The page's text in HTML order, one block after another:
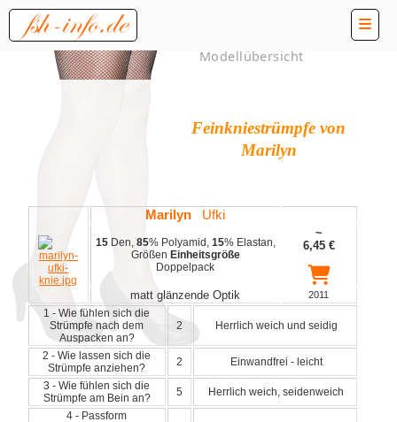
Modellübersicht
Feinkniestrümpfe von
Marilyn
Marilyn Ufki
15Den, 85% Polyamid, 15% Elastan,
Größen Einheitsgröße
Doppelpack
~
6,45€
matt glänzende Optik 2011
1 - Wie fühlen sich die
Strümpfe nach dem
Auspacken an?
2 Herrlich weich und seidig
2 - Wie lassen sich die
Strümpfe anziehen?
2
Einwandfrei - leicht
3 - Wie fühlen sich die
Strümpfe am Bein an?
5
Herrlich weich, seidenweich
4 - Passform